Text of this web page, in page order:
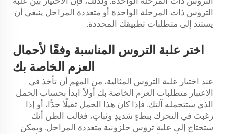
التروس ذات المرحلة الواحدة أو متعددة المراحل ينبغي أن
يستند إلى متطلبات تطبيقك المحددة.
اختر علبة التروس المناسبة وفقًا لأحمال
العزم الخاصة بك
عند اختيار علبة التروس المثالية، من المهم أن تأخذ في
الاعتبار متطلبات العزم الخاصة بك أولاً. ابدأ بحساب الحمل
الذي ستتحمله آلتك. فإذا كان هذا الحمل ثقيلًا جدًّا، أو إذا
رغبتَ في التحرك ببطءٍ شديدٍ وثباتٍ، فغالب الظن أنك
ستحتاج إلى علبة تروس حلزونية متعددة المراحل. ويمكن